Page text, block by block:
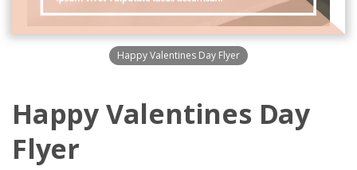
Happy Valentines Day Flyer
Happy Valentines Day
Flyer